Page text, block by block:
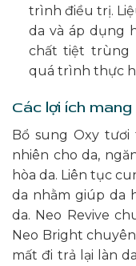
trình điều trị.
da và áp dụng
chất tiệt trùng
quá trình thực
Các lợi ích
Bổ sung Oxy
nhiên cho da,
hòa da. Liên tục
da nhằm giúp da
da. Neo Revive
Neo Bright
mất đi trả lại làn